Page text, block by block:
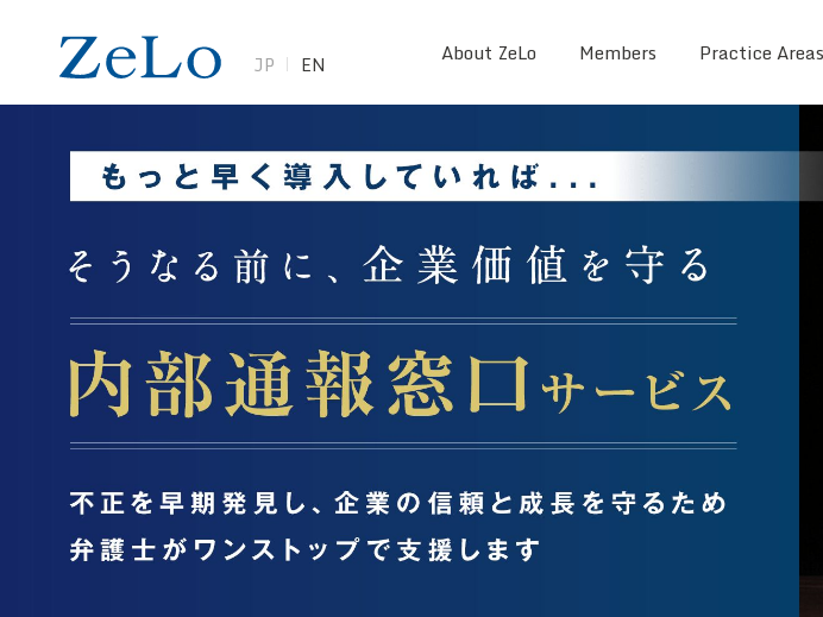
JP EN About ZeLo Members Practice Areas